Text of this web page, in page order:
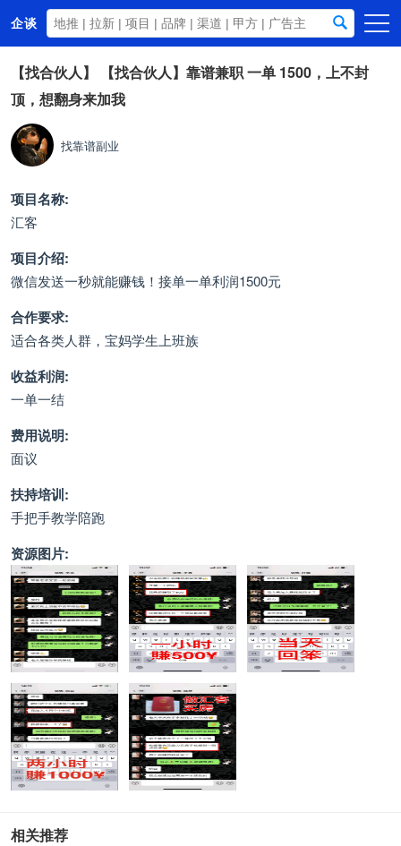
企谈
首页
商务资源
资讯动态
关于我们
【找合伙人】
【找合伙人】靠谱兼职 一单 1500，上不封
顶，想翻身来加我
找靠谱副业
项目名称:
汇客
项目介绍:
微信发送一秒就能赚钱！接单一单利润1500元
合作要求:
适合各类人群，宝妈学生上班族
收益利润:
一单一结
费用说明:
面议
扶持培训:
手把手教学陪跑
资源图片:
相关推荐